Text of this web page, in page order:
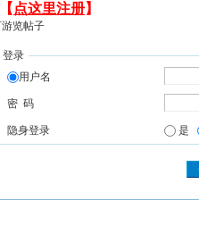
【 点这里注册】
览帖子
登录
用户名
密 码
隐身登录 是